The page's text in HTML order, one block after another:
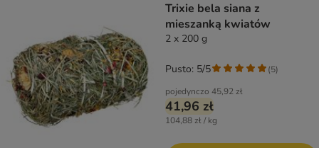
Trixie bela siana z
mieszanką kwiatów
2 x 200 g
pojedynczo 45,92 zł
41,96 zł
104,88 zł / kg
Pusto: 5/5 (5)